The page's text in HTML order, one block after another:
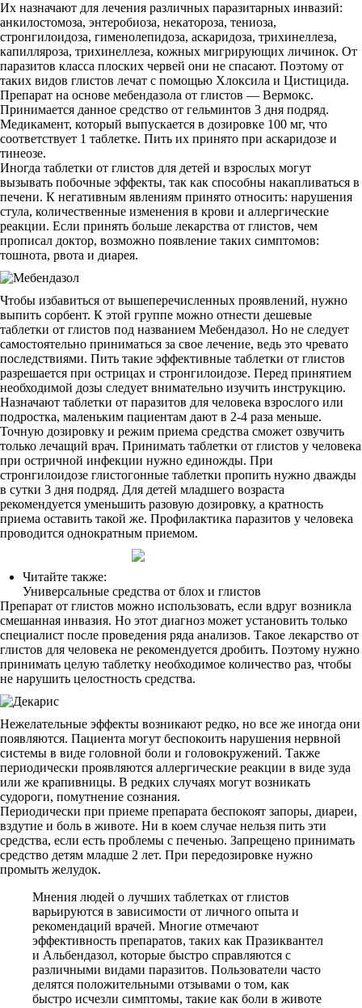
Их назначают для лечения различных паразитарных инвазий:
анкилостомоза, энтеробиоза, некатороза, тениоза,
стронгилоидоза, гименолепидоза, аскаридоза, трихинеллеза,
капилляроза, трихинеллеза, кожных мигрирующих личинок. От
паразитов класса плоских червей они не спасают. Поэтому от
таких видов глистов лечат с помощью Хлоксила и Цистицида.
Препарат на основе мебендазола от глистов — Вермокс.
Принимается данное средство от гельминтов 3 дня подряд.
Медикамент, который выпускается в дозировке 100 мг, что
соответствует 1 таблетке. Пить их принято при аскаридозе и
тинеозе.
Иногда таблетки от глистов для детей и взрослых могут
вызывать побочные эффекты, так как способны накапливаться в
печени. К негативным явлениям принято относить: нарушения
стула, количественные изменения в крови и аллергические
реакции. Если принять больше лекарства от глистов, чем
прописал доктор, возможно появление таких симптомов:
тошнота, рвота и диарея.
Чтобы избавиться от вышеперечисленных проявлений, нужно
выпить сорбент. К этой группе можно отнести дешевые
таблетки от глистов под названием Мебендазол. Но не следует
самостоятельно приниматься за свое лечение, ведь это чревато
последствиями. Пить такие эффективные таблетки от глистов
разрешается при острицах и стронгилоидозе. Перед принятием
необходимой дозы следует внимательно изучить инструкцию.
Назначают таблетки от паразитов для человека взрослого или
подростка, маленьким пациентам дают в 2-4 раза меньше.
Точную дозировку и режим приема средства сможет озвучить
только лечащий врач. Принимать таблетки от глистов у человека
при остричной инфекции нужно единожды. При
стронгилоидозе глистогонные таблетки пропить нужно дважды
в сутки 3 дня подряд. Для детей младшего возраста
рекомендуется уменьшить разовую дозировку, а кратность
приема оставить такой же. Профилактика паразитов у человека
проводится однократным приемом.
Читайте также:
Универсальные средства от блох и глистов
Препарат от глистов можно использовать, если вдруг возникла
смешанная инвазия. Но этот диагноз может установить только
специалист после проведения ряда анализов. Такое лекарство от
глистов для человека не рекомендуется дробить. Поэтому нужно
принимать целую таблетку необходимое количество раз, чтобы
не нарушить целостность средства.
Нежелательные эффекты возникают редко, но все же иногда они
появляются. Пациента могут беспокоить нарушения нервной
системы в виде головной боли и головокружений. Также
периодически проявляются аллергические реакции в виде зуда
или же крапивницы. В редких случаях могут возникать
судороги, помутнение сознания.
Периодически при приеме препарата беспокоят запоры, диареи,
вздутие и боль в животе. Ни в коем случае нельзя пить эти
средства, если есть проблемы с печенью. Запрещено принимать
средство детям младше 2 лет. При передозировке нужно
промыть желудок.
Мнения людей о лучших таблетках от глистов
варьируются в зависимости от личного опыта и
рекомендаций врачей. Многие отмечают
эффективность препаратов, таких как Празиквантел
и Альбендазол, которые быстро справляются с
различными видами паразитов. Пользователи часто
делятся положительными отзывами о том, как
быстро исчезли симптомы, такие как боли в животе